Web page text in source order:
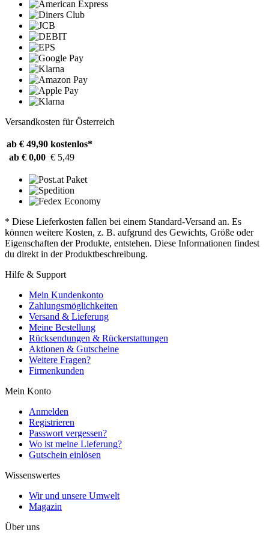
Versandkosten für Österreich
ab € 49,90 kostenlos*
ab € 0,00 € 5,49
* Diese Lieferkosten fallen bei einem Standard-Versand an. Es
können weitere Kosten, z. B. aufgrund des Gewichts, Größe oder
Eigenschaften der Produkte, entstehen. Diese Informationen findest
du direkt in der Produktbeschreibung.
Hilfe & Support
Mein Kundenkonto
Zahlungsmöglichkeiten
Versand & Lieferung
Meine Bestellung
Rücksendungen & Rückerstattungen
Aktionen & Gutscheine
Weitere Fragen?
Firmenkunden
Mein Konto
Anmelden
Registrieren
Passwort vergessen?
Wo ist meine Lieferung?
Gutschein einlösen
Wissenswertes
Wir und unsere Umwelt
Magazin
Über uns